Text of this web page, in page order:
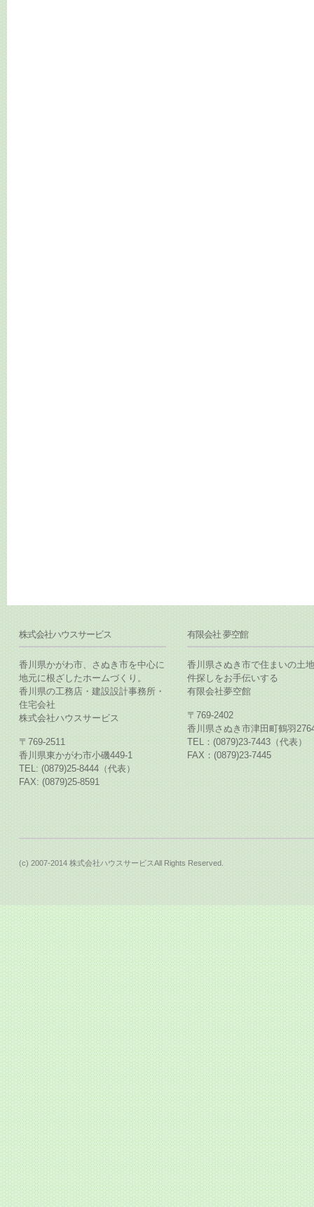
株式会社ハウスサービス
香川県かがわ市、さぬき市を中心に
地元に根ざしたホームづくり。
香川県の工務店・建設設計事務所・
住宅会社
株式会社ハウスサービス
〒769-2511
香川県東かがわ市小磯449-1
TEL: (0879)25-8444（代表）
FAX: (0879)25-8591
有限会社 夢空館
香川県さぬき市で住まいの土
件探しをお手伝いする
有限会社夢空館
〒769-2402
香川県さぬき市津田町鶴羽
TEL：(0879)23-7443（代表）
FAX：(0879)23-7445
(c) 2007-2014 株式会社ハウスサービスAll Rights Reserved.